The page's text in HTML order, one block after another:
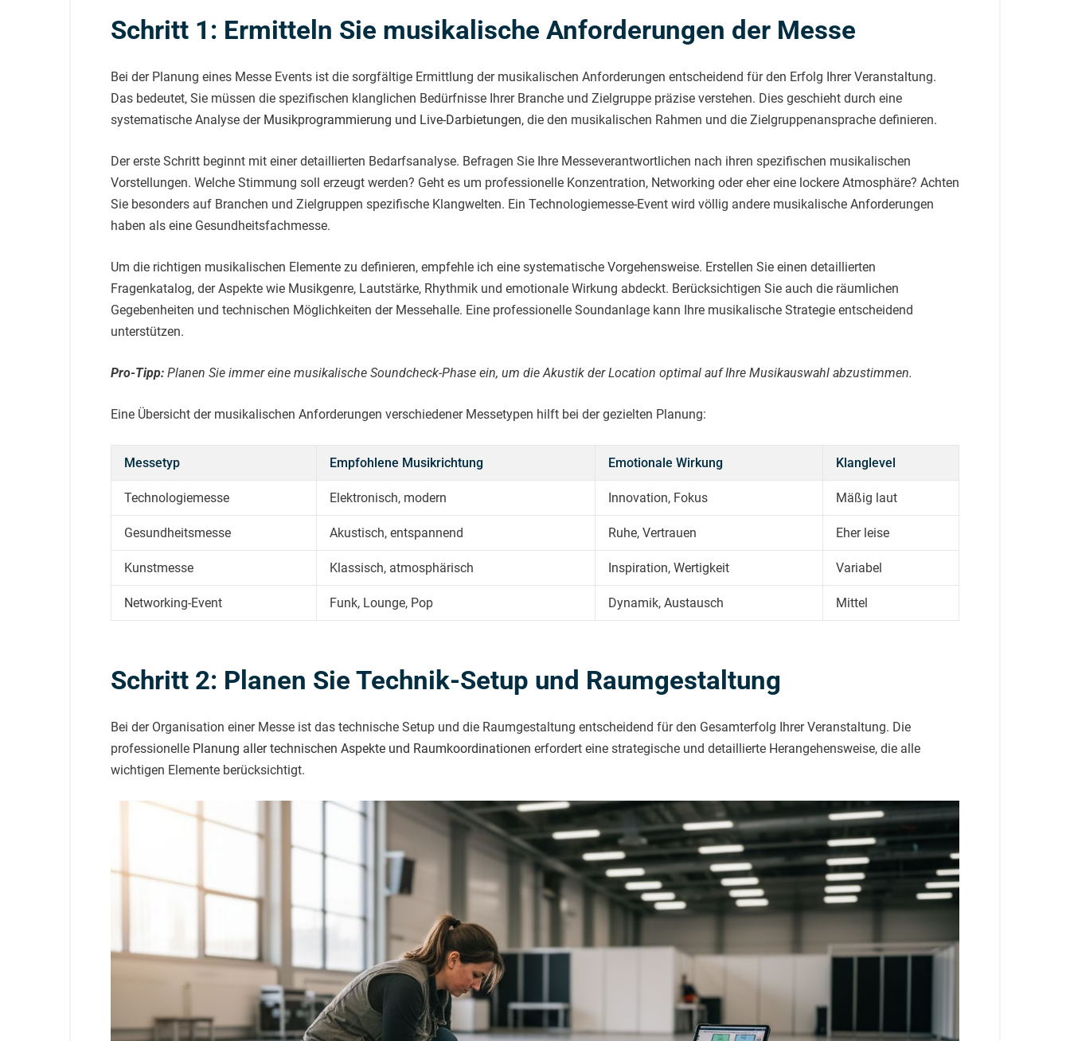
Schritt 1: Ermitteln Sie musikalische Anforderungen der Messe
Bei der Planung eines Messe Events ist die sorgfältige Ermittlung der musikalischen Anforderungen entscheidend für den Erfolg Ihrer Veranstaltung.
Das bedeutet, Sie müssen die spezifischen klanglichen Bedürfnisse Ihrer Branche und Zielgruppe präzise verstehen. Dies geschieht durch eine
systematische Analyse der Musikprogrammierung und Live-Darbietungen, die den musikalischen Rahmen und die Zielgruppenansprache definieren.
Der erste Schritt beginnt mit einer detaillierten Bedarfsanalyse. Befragen Sie Ihre Messeverantwortlichen nach ihren spezifischen musikalischen
Vorstellungen. Welche Stimmung soll erzeugt werden? Geht es um professionelle Konzentration, Networking oder eher eine lockere Atmosphäre? Achten
Sie besonders auf Branchen und Zielgruppen spezifische Klangwelten. Ein Technologiemesse-Event wird völlig andere musikalische Anforderungen
haben als eine Gesundheitsfachmesse.
Um die richtigen musikalischen Elemente zu definieren, empfehle ich eine systematische Vorgehensweise. Erstellen Sie einen detaillierten
Fragenkatalog, der Aspekte wie Musikgenre, Lautstärke, Rhythmik und emotionale Wirkung abdeckt. Berücksichtigen Sie auch die räumlichen
Gegebenheiten und technischen Möglichkeiten der Messehalle. Eine professionelle Soundanlage kann Ihre musikalische Strategie entscheidend
unterstützen.
Pro-Tipp: Planen Sie immer eine musikalische Soundcheck-Phase ein, um die Akustik der Location optimal auf Ihre Musikauswahl abzustimmen.
Eine Übersicht der musikalischen Anforderungen verschiedener Messetypen hilft bei der gezielten Planung:
Messetyp Empfohlene Musikrichtung Emotionale Wirkung Klanglevel
Technologiemesse Elektronisch, modern Innovation, Fokus Mäßig laut
Gesundheitsmesse Akustisch, entspannend Ruhe, Vertrauen Eher leise
Kunstmesse Klassisch, atmosphärisch Inspiration, Wertigkeit Variabel
Networking-Event Funk, Lounge, Pop Dynamik, Austausch Mittel
Schritt 2: Planen Sie Technik-Setup und Raumgestaltung
Bei der Organisation einer Messe ist das technische Setup und die Raumgestaltung entscheidend für den Gesamterfolg Ihrer Veranstaltung. Die
professionelle Planung aller technischen Aspekte und Raumkoordinationen erfordert eine strategische und detaillierte Herangehensweise, die alle
wichtigen Elemente berücksichtigt.